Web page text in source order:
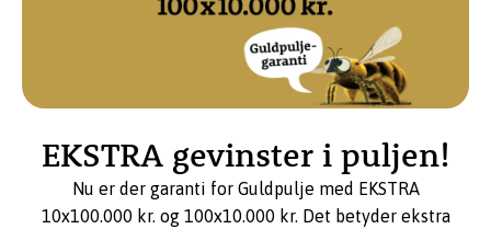
EKSTRA gevinster i puljen!
Nu er der garanti for Guldpulje med EKSTRA
10x100.000 kr. og 100x10.000 kr. Det betyder ekstra